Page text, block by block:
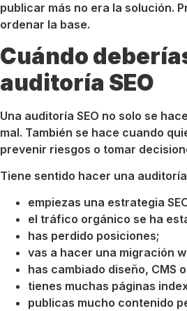
publicar más no era la solución.
ordenar la base.
Cuándo
auditoría SEO
Una auditoría SEO no solo se
mal. También se hace cuando
prevenir riesgos o tomar
Tiene sentido hacer una auditoría
empiezas una estrategia
el tráfico orgánico se ha
has perdido posiciones;
vas a hacer una migración
has cambiado diseño, CMS
tienes muchas páginas
publicas mucho contenido